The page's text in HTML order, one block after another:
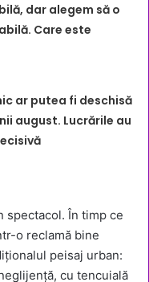
dar alegem să o
Care este
ar putea fi deschisă
august. Lucrările au
spectacol. În timp ce
o reclamă bine
peisaj urban:
cu tencuială